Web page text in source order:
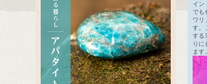
イン
でも
ワリ
す。
する
りに
ます。